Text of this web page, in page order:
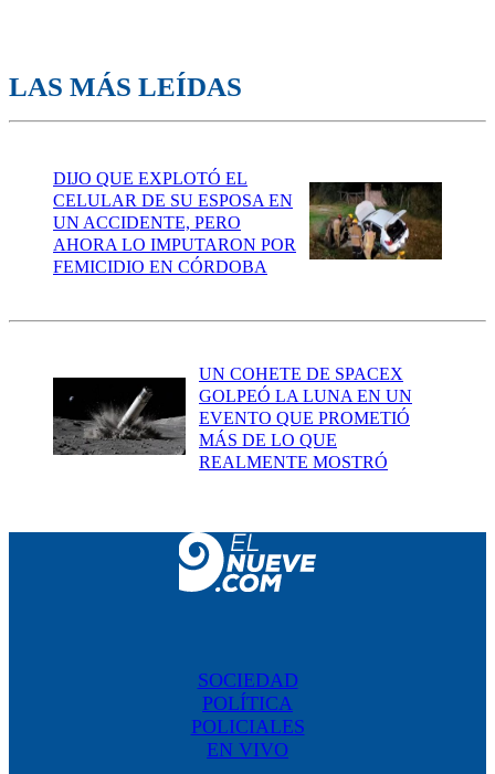
LAS MÁS LEÍDAS
DIJO QUE EXPLOTÓ EL
CELULAR DE SU ESPOSA EN
UN ACCIDENTE, PERO
AHORA LO IMPUTARON POR
FEMICIDIO EN CÓRDOBA
UN COHETE DE SPACEX
GOLPEÓ LA LUNA EN UN
EVENTO QUE PROMETIÓ
MÁS DE LO QUE
REALMENTE MOSTRÓ
SOCIEDAD
POLÍTICA
POLICIALES
EN VIVO